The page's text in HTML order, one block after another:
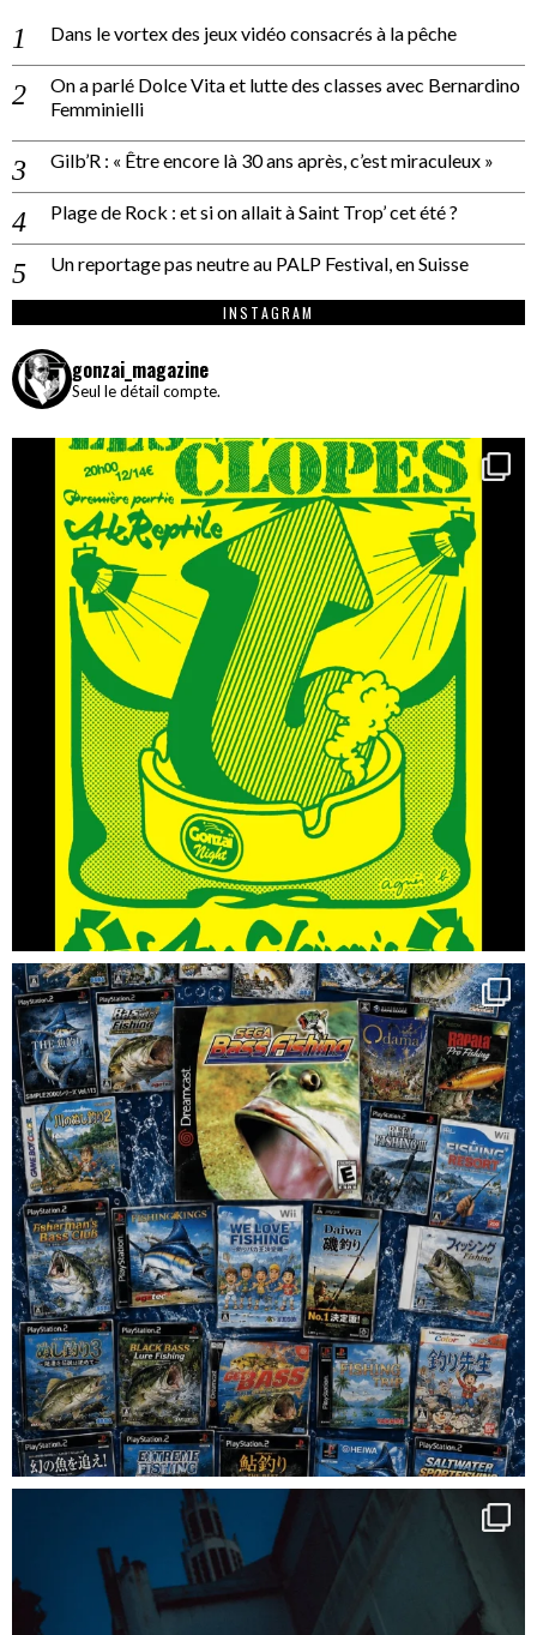
Dans le vortex des jeux vidéo consacrés à la pêche
On a parlé Dolce Vita et lutte des classes avec Bernardino
Femminielli
Gilb’R : « Être encore là 30 ans après, c’est miraculeux »
Plage de Rock : et si on allait à Saint Trop’ cet été ?
Un reportage pas neutre au PALP Festival, en Suisse
INSTAGRAM
gonzai_magazine
Seul le détail compte.